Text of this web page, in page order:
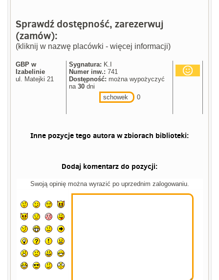
Sprawdź dostępność, zarezerwuj
(zamów):
(kliknij w nazwę placówki - więcej informacji)
GBP w
Izabelinie
ul. Matejki 21
Sygnatura: K.I
Numer inw.: 741
Dostępność: można wypożyczyć
na30 dni
schowek
0
Inne pozycje tego autora w zbiorach biblioteki:
Dodaj komentarz do pozycji:
Swoją opinię można wyrazić po uprzednim zalogowaniu.